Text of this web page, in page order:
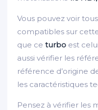
Vous pouvez voir
compatibles sur
que ce turbo est
aussi vérifier les
référence d’origine
les caractéristiques
Pensez à vérifier les